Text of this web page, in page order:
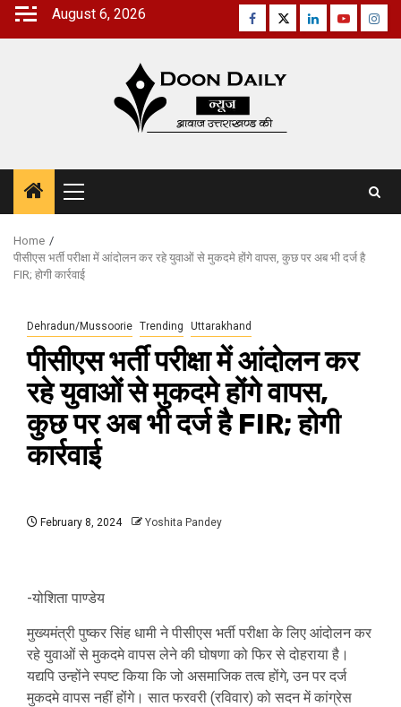
Skip
August 6, 2026 Facebook
TwitterLinkedinYoutube
Primary
Menu
Home
पीसीएस भर्ती परीक्षा में आंदोलन कर रहे युवाओं से मुकदमे होंगे वापस, कुछ पर अब भी दर्ज है
FIR; होगी कार्रवाई
Dehradun/Mussoorie Trending Uttarakhand
पीसीएस भर्ती परीक्षा में आंदोलन कर
रहे युवाओं से मुकदमे होंगे वापस,
कुछ पर अब भी दर्ज है FIR; होगी
कार्रवाई
February 8, 2024 Yoshita Pandey
-योशिता पाण्डेय
मुख्यमंत्री पुष्कर सिंह धामी ने पीसीएस भर्ती परीक्षा के लिए आंदोलन कर
रहे युवाओं से मुकदमे वापस लेने की घोषणा को फिर से दोहराया है।
यद्यपि उन्होंने स्पष्ट किया कि जो असमाजिक तत्व होंगे, उन पर दर्ज
मुकदमे वापस नहीं होंगे। सात फरवरी (रविवार) को सदन में कांग्रेस